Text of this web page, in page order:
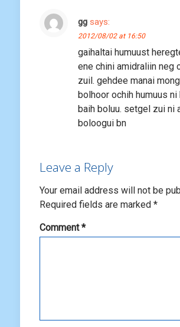
gg says:
2012/08/02 at 16:50
gaihaltai humuust
ene chini amidraliin neg
zuil. gehdee manai
bolhoor ochih humuus ni
baih boluu. setgel zui ni
boloogui bn
Leave a Reply
Your email address will not be
Required fields are marked *
Comment*